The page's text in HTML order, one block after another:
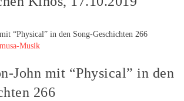
Musik
John mit “Physical” in den
266